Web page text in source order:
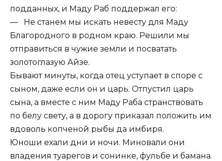
подданных, и Маду Раб поддержал его:
— Не станем мы искать невесту для Маду
Благородного в родном краю. Решили мы
отправиться в чужие земли и посватать
золотоглазую Айзе.
Бывают минуты, когда отец уступает в споре с
сыном, даже если он и царь. Отпустил царь
сына, а вместе с ним Маду Раба странствовать
по белу свету, а в дорогу приказал положить им
вдоволь копченой рыбы да имбиря.
Юноши ехали дни и ночи. Миновали они
владения туарегов и сонинке, фульбе и бамана.